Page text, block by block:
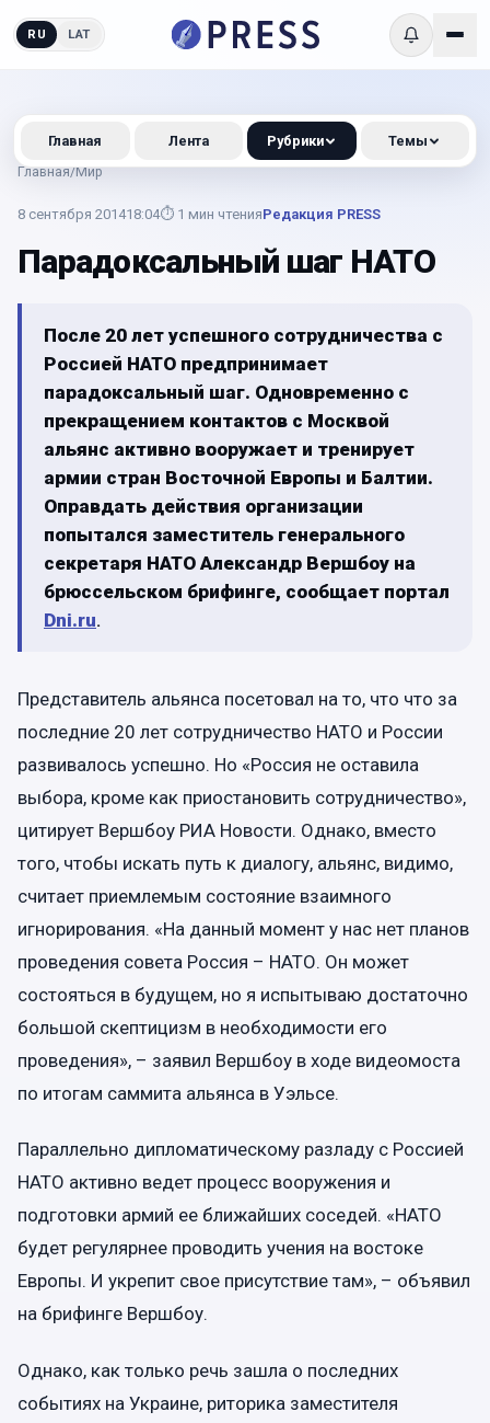
RU LAT
Главная/Мир
8 сентября 201418:04⏱ 1 мин чтенияРедакция PRESS
Парадоксальный шаг НАТО
После 20 лет успешного сотрудничества с
Россией НАТО предпринимает
парадоксальный шаг. Одновременно с
прекращением контактов с Москвой
альянс активно вооружает и тренирует
армии стран Восточной Европы и Балтии.
Оправдать действия организации
попытался заместитель генерального
секретаря НАТО Александр Вершбоу на
брюссельском брифинге, сообщает портал
Dni.ru.
Представитель альянса посетовал на то, что что за
последние 20 лет сотрудничество НАТО и России
развивалось успешно. Но «Россия не оставила
выбора, кроме как приостановить сотрудничество»,
цитирует Вершбоу РИА Новости. Однако, вместо
того, чтобы искать путь к диалогу, альянс, видимо,
считает приемлемым состояние взаимного
игнорирования. «На данный момент у нас нет планов
проведения совета Россия – НАТО. Он может
состояться в будущем, но я испытываю достаточно
большой скептицизм в необходимости его
проведения», – заявил Вершбоу в ходе видеомоста
по итогам саммита альянса в Уэльсе.
Параллельно дипломатическому разладу с Россией
НАТО активно ведет процесс вооружения и
подготовки армий ее ближайших соседей. «НАТО
будет регулярнее проводить учения на востоке
Европы. И укрепит свое присутствие там», – объявил
на брифинге Вершбоу.
Однако, как только речь зашла о последних
событиях на Украине, риторика заместителя
Главная Лента Рубрики Темы